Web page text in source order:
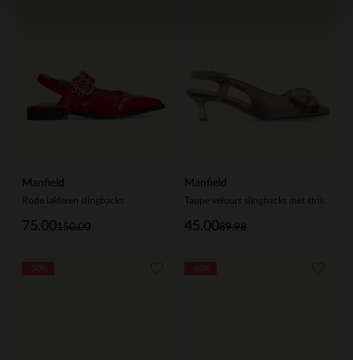
Manfield
Rode lakleren slingbacks
150.00
75.00
Manfield
Taupe velours slingbacks met strik
89.98
45.00